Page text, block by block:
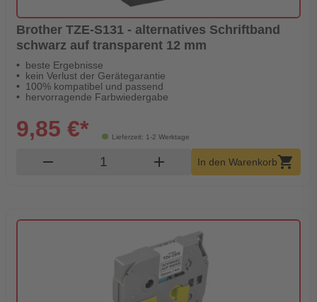
Brother TZE-S131 - alternatives Schriftband
schwarz auf transparent 12 mm
beste Ergebnisse
kein Verlust der Gerätegarantie
100% kompatibel und passend
hervorragende Farbwiedergabe
Lieferzeit: 1-2 Werktage
9,85 €*
remove Produkt Warenkorb Menge
add In den Warenkorbshopping_cart